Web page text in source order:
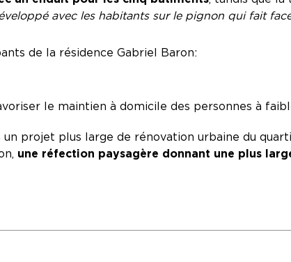
avec les habitants sur le pignon qui fait
de la résidence Gabriel Baron :
le maintien à domicile des personnes à
projet plus large de rénovation urbaine du
une réfection paysagère donnant une plus